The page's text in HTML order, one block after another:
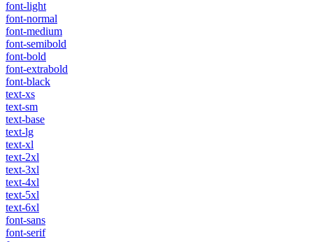
font-light
font-normal
font-medium
font-semibold
font-bold
font-extrabold
font-black
text-xs
text-sm
text-base
text-lg
text-xl
text-2xl
text-3xl
text-4xl
text-5xl
text-6xl
font-sans
font-serif